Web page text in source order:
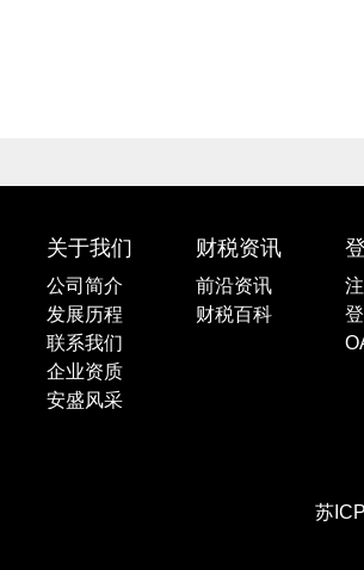
关于我们
公司简介
发展历程
联系我们
企业资质
安盛风采
财税资讯
前沿资讯
财税百科
苏